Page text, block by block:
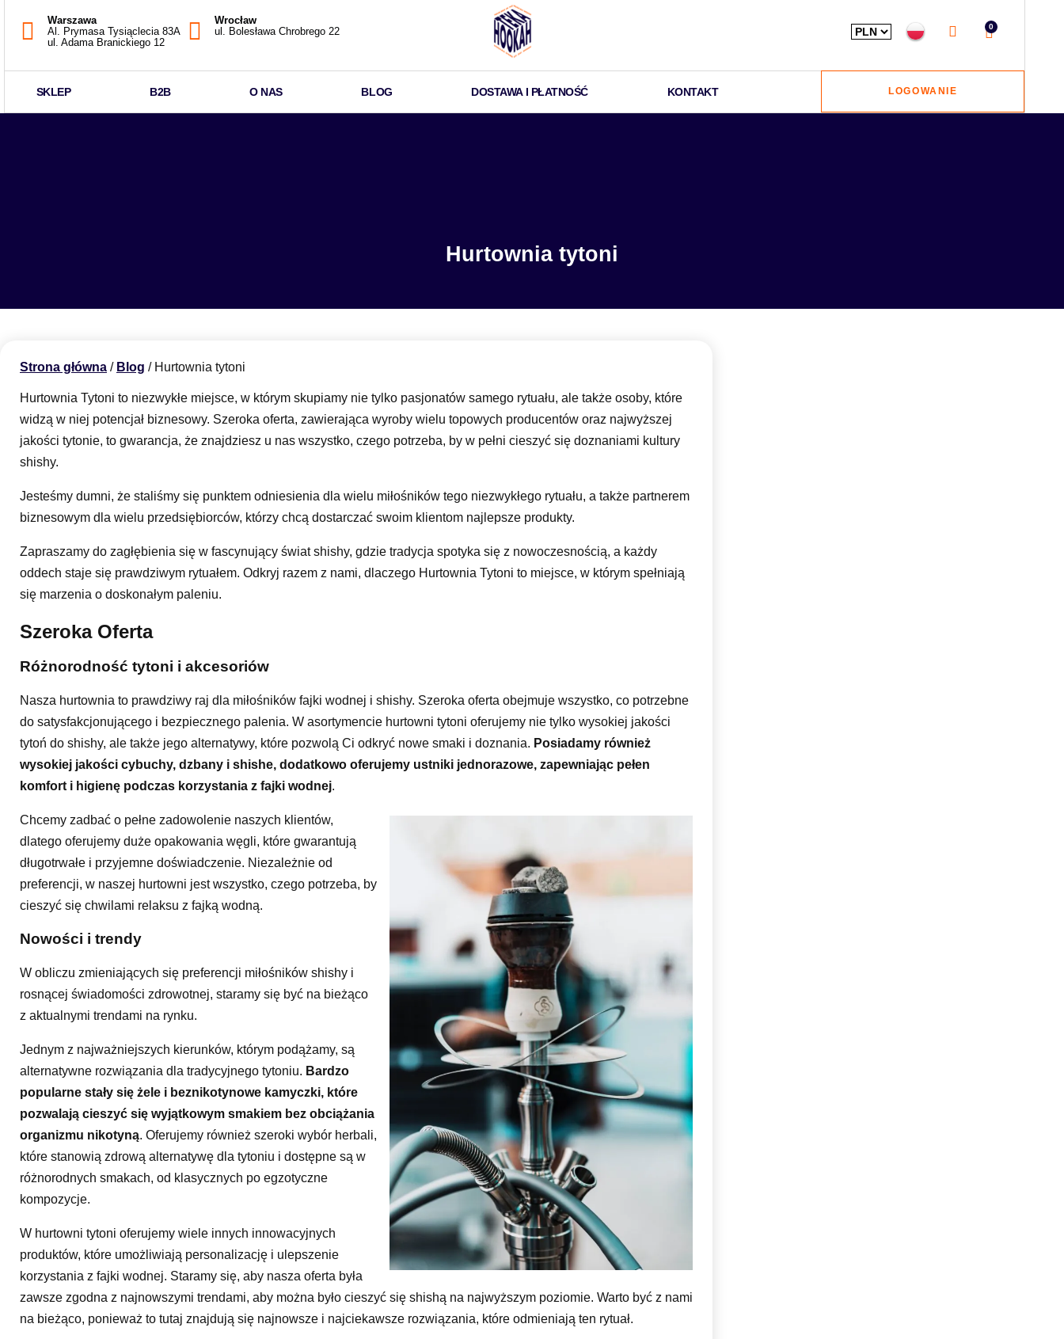
Warszawa
Al. Prymasa Tysiąclecia 83A
ul. Adama Branickiego 12
Wrocław
ul. Bolesława Chrobrego 22
0
SKLEP B2B O NAS BLOG DOSTAWA I PŁATNOŚĆ KONTAKT LOGOWANIE
Hurtownia tytoni
Strona główna / Blog / Hurtownia tytoni
Hurtownia Tytoni to niezwykłe miejsce, w którym skupiamy nie tylko pasjonatów samego rytuału, ale także osoby, które
widzą w niej potencjał biznesowy. Szeroka oferta, zawierająca wyroby wielu topowych producentów oraz najwyższej
jakości tytonie, to gwarancja, że znajdziesz u nas wszystko, czego potrzeba, by w pełni cieszyć się doznaniami kultury
shishy.
Jesteśmy dumni, że staliśmy się punktem odniesienia dla wielu miłośników tego niezwykłego rytuału, a także partnerem
biznesowym dla wielu przedsiębiorców, którzy chcą dostarczać swoim klientom najlepsze produkty.
Zapraszamy do zagłębienia się w fascynujący świat shishy, gdzie tradycja spotyka się z nowoczesnością, a każdy
oddech staje się prawdziwym rytuałem. Odkryj razem z nami, dlaczego Hurtownia Tytoni to miejsce, w którym spełniają
się marzenia o doskonałym paleniu.
Szeroka Oferta
Różnorodność tytoni i akcesoriów
Nasza hurtownia to prawdziwy raj dla miłośników fajki wodnej i shishy. Szeroka oferta obejmuje wszystko, co potrzebne
do satysfakcjonującego i bezpiecznego palenia. W asortymencie hurtowni tytoni oferujemy nie tylko wysokiej jakości
tytoń do shishy, ale także jego alternatywy, które pozwolą Ci odkryć nowe smaki i doznania. Posiadamy również
wysokiej jakości cybuchy, dzbany i shishe, dodatkowo oferujemy ustniki jednorazowe, zapewniając pełen
komfort i higienę podczas korzystania z fajki wodnej.
Chcemy zadbać o pełne zadowolenie naszych klientów,
dlatego oferujemy duże opakowania węgli, które gwarantują
długotrwałe i przyjemne doświadczenie. Niezależnie od
preferencji, w naszej hurtowni jest wszystko, czego potrzeba, by
cieszyć się chwilami relaksu z fajką wodną.
Nowości i trendy
W obliczu zmieniających się preferencji miłośników shishy i
rosnącej świadomości zdrowotnej, staramy się być na bieżąco
z aktualnymi trendami na rynku.
Jednym z najważniejszych kierunków, którym podążamy, są
alternatywne rozwiązania dla tradycyjnego tytoniu. Bardzo
popularne stały się żele i beznikotynowe kamyczki, które
pozwalają cieszyć się wyjątkowym smakiem bez obciążania
organizmu nikotyną. Oferujemy również szeroki wybór herbali,
które stanowią zdrową alternatywę dla tytoniu i dostępne są w
różnorodnych smakach, od klasycznych po egzotyczne
kompozycje.
W hurtowni tytoni oferujemy wiele innych innowacyjnych
produktów, które umożliwiają personalizację i ulepszenie
korzystania z fajki wodnej. Staramy się, aby nasza oferta była
zawsze zgodna z najnowszymi trendami, aby można było cieszyć się shishą na najwyższym poziomie. Warto być z nami
na bieżąco, ponieważ to tutaj znajdują się najnowsze i najciekawsze rozwiązania, które odmieniają ten rytuał.